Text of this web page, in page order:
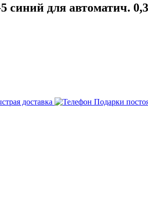
синий для автоматич.
доставка Подарки